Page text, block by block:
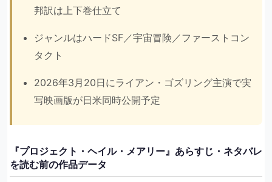
邦訳は上下巻仕立て
ジャンルはハードSF／宇宙冒険／ファーストコン
タクト
2026年3月20日にライアン・ゴズリング主演で実
写映画版が日米同時公開予定
『プロジェクト・ヘイル・メアリー』あらすじ・ネタバレ
を読む前の作品データ